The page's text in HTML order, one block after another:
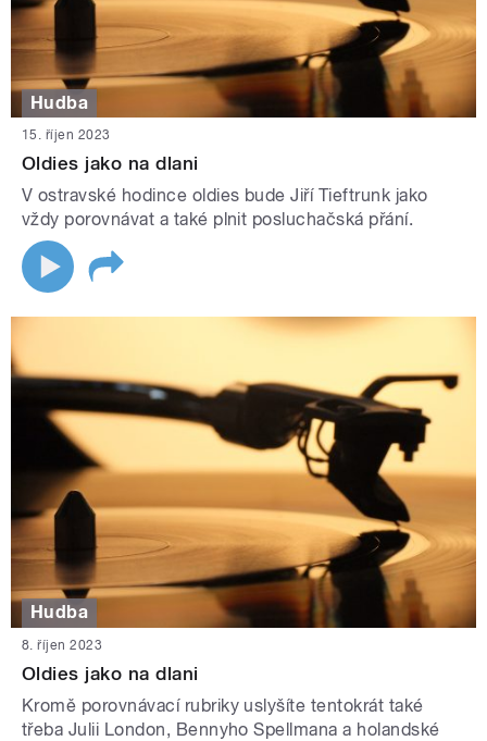
Hudba
15. říjen 2023
Oldies jako na dlani
V ostravské hodince oldies bude Jiří Tieftrunk jako
vždy porovnávat a také plnit posluchačská přání.
Hudba
8. říjen 2023
Oldies jako na dlani
Kromě porovnávací rubriky uslyšíte tentokrát také
třeba Julii London, Bennyho Spellmana a holandské